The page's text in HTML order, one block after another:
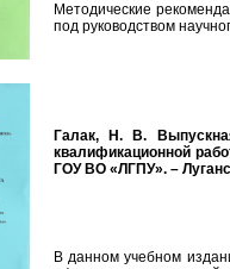
Методические
под руководством
Галак, Н. В.
квалификационной
ГОУ ВО «ЛГПУ». –
В данном учебном